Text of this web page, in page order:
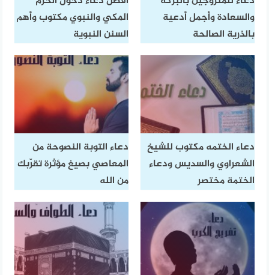
والسعادة وأجمل أدعية
بالذرية الصالحة
المكي والنبوي مكتوب وأهم
السنن النبوية
دعاء الختمه مكتوب للشيخ
الشعراوي والسديس ودعاء
الختمة مختصر
دعاء التوبة النصوحة من
المعاصي بصيغ مؤثرة تقرّبك
من الله